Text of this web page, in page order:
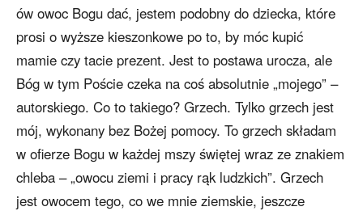
ów owoc Bogu dać, jestem podobny do dziecka, które
prosi o wyższe kieszonkowe po to, by móc kupić
mamie czy tacie prezent. Jest to postawa urocza, ale
Bóg w tym Poście czeka na coś absolutnie „mojego” –
autorskiego. Co to takiego? Grzech. Tylko grzech jest
mój, wykonany bez Bożej pomocy. To grzech składam
w ofierze Bogu w każdej mszy świętej wraz ze znakiem
chleba – „owocu ziemi i pracy rąk ludzkich”. Grzech
jest owocem tego, co we mnie ziemskie, jeszcze